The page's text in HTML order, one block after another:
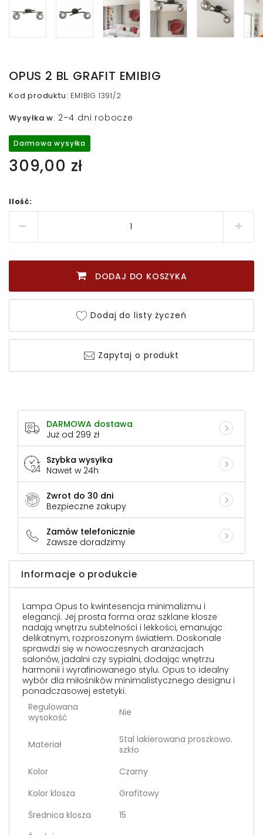
OPUS 2 BL GRAFIT EMIBIG
Kod produktu: EMIBIG 1391/2
Wysyłka w: 2–4 dni robocze
Darmowa wysyłka
309,00 zł
Ilość:
DODAJ DO KOSZYKA
Dodaj do listy życzeń
Zapytaj o produkt
DARMOWA dostawa
Już od 299 zł
Szybka wysyłka
Nawet w 24h
Zwrot do 30 dni
Bezpieczne zakupy
Zamów telefonicznie
Zawsze doradzimy
Informacje o produkcie
Lampa Opus to kwintesencja minimalizmu i
elegancji. Jej prosta forma oraz szklane klosze
nadają wnętrzu subtelności i lekkości, emanując
delikatnym, rozproszonym światłem. Doskonale
sprawdzi się w nowoczesnych aranżacjach
salonów, jadalni czy sypialni, dodając wnętrzu
harmonii i wyrafinowanego stylu. Opus to idealny
wybór dla miłośników minimalistycznego designu i
ponadczasowej estetyki.
Regulowana
wysokość
Nie
Materiał
Stal lakierowana proszkowo.
szkło
Kolor
Czarny
Kolor klosza
Grafitowy
Średnica klosza
15